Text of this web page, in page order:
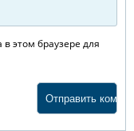
этом браузере для